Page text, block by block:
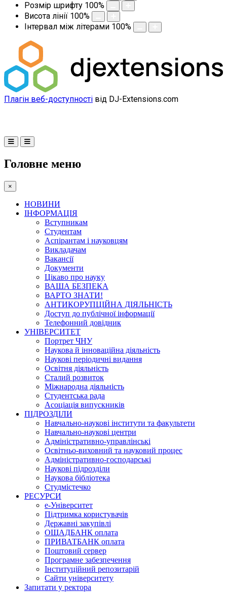
Розмір шрифту 100%
Висота лінії 100%
Інтервал між літерами 100%
Плагін веб-доступності від DJ-Extensions.com
Головне меню
×
НОВИНИ
ІНФОРМАЦІЯ
Вступникам
Студентам
Аспірантам і науковцям
Викладачам
Вакансії
Документи
Цікаво про науку
ВАША БЕЗПЕКА
ВАРТО ЗНАТИ!
АНТИКОРУПЦІЙНА ДІЯЛЬНІСТЬ
Доступ до публічної інформації
Телефонний довідник
УНІВЕРСИТЕТ
Портрет ЧНУ
Наукова й інноваційна діяльність
Наукові періодичні видання
Освітня діяльність
Сталий розвиток
Міжнародна діяльність
Студентська рада
Асоціація випускників
ПІДРОЗДІЛИ
Навчально-наукові інститути та факультети
Навчально-наукові центри
Адміністративно-управлінські
Освітньо-виховний та науковий процес
Адміністративно-господарські
Наукові підрозділи
Наукова бібліотека
Студмістечко
РЕСУРСИ
е-Університет
Підтримка користувачів
Державні закупівлі
ОЩАДБАНК оплата
ПРИВАТБАНК оплата
Поштовий сервер
Програмне забезпечення
Інституційний репозитарій
Сайти університету
Запитати у ректора